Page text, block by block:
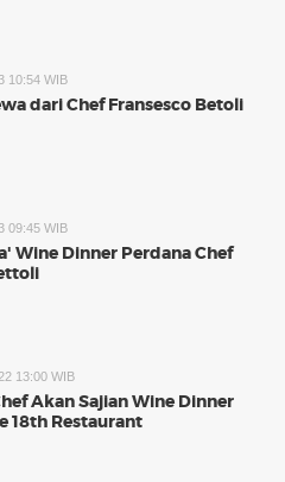
10:54 WIB
dari Chef Fransesco Betoli
09:45 WIB
Wine Dinner Perdana Chef
13:00 WIB
Akan Sajian Wine Dinner
18th Restaurant